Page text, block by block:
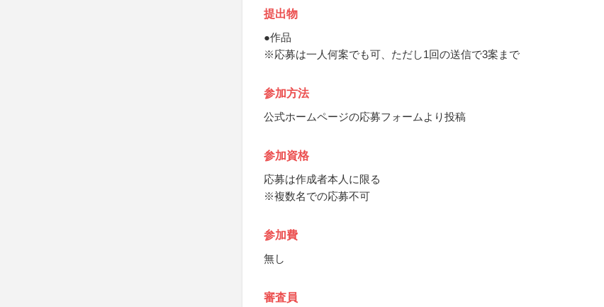
提出物
●作品
※応募は一人何案でも可、ただし1回の送信で3案まで
参加方法
公式ホームページの応募フォームより投稿
参加資格
応募は作成者本人に限る
※複数名での応募不可
参加費
無し
審査員